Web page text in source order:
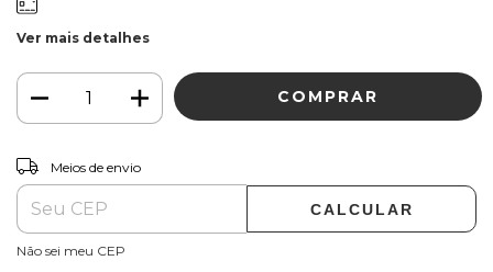
Ver mais detalhes
Entregas para o CEP:
Meios de envio
CALCULAR
Não sei meu CEP